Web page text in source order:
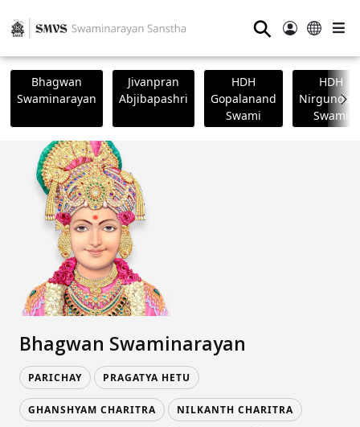
⚲
Bhagwan
Swaminarayan
Jivanpran
Abjibapashri
HDH
Gopalanand
Swami
HDH
Swami
Bhagwan Swaminarayan
PARICHAY PRAGATYA HETU
GHANSHYAM CHARITRA NILKANTH CHARITRA